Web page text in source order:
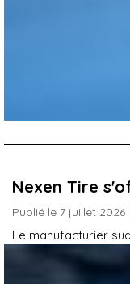
Nexen Tire
Publié le 7 juillet 2026
Le manufacturier